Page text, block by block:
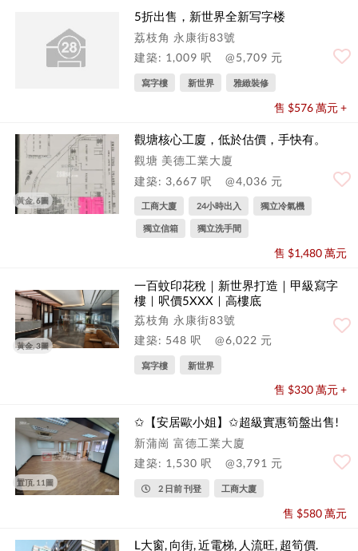
5折出售，新世界全新写字楼
荔枝角 永康街83號
建築: 1,009 呎
@5,709 元
寫字樓 新世界 雅緻裝修
售 $576 萬元 +
黃金, 6圖
觀塘核心工廈，低於估價，手快有。
觀塘 美德工業大廈
建築: 3,667 呎
@4,036 元
工商大廈 24小時出入 獨立冷氣機
獨立信箱 獨立洗手間
售 $1,480 萬元
黃金, 3圖
一百蚊印花稅｜新世界打造｜甲級寫字
樓｜呎價5XXX｜高樓底
荔枝角 永康街83號
建築: 548 呎
@6,022 元
寫字樓 新世界
售 $330 萬元 +
置頂, 11圖
✩【安居歐小姐】✩超級實惠筍盤出售!
新蒲崗 富德工業大廈
建築: 1,530 呎
@3,791 元
2 日前 刊登 工商大廈
售 $580 萬元
L大窗, 向街, 近電梯, 人流旺, 超筍價.